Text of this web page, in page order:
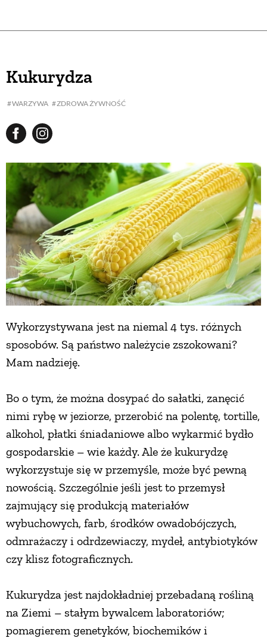
Kukurydza
WARZYWA ZDROWA ŻYWNOŚĆ
Wykorzystywana jest na niemal 4 tys. różnych
sposobów. Są państwo należycie zszokowani?
Mam nadzieję.
Bo o tym, że można dosypać do sałatki, zanęcić
nimi rybę w jeziorze, przerobić na polentę, tortille,
alkohol, płatki śniadaniowe albo wykarmić bydło
gospodarskie – wie każdy. Ale że kukurydzę
wykorzystuje się w przemyśle, może być pewną
nowością. Szczególnie jeśli jest to przemysł
zajmujący się produkcją materiałów
wybuchowych, farb, środków owadobójczych,
odmrażaczy i odrdzewiaczy, mydeł, antybiotyków
czy klisz fotograficznych.
Kukurydza jest najdokładniej przebadaną rośliną
na Ziemi – stałym bywalcem laboratoriów;
pomagierem genetyków, biochemików i